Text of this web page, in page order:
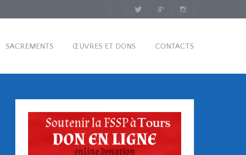
SACREMENTS ŒUVRES ET DONS CONTACTS